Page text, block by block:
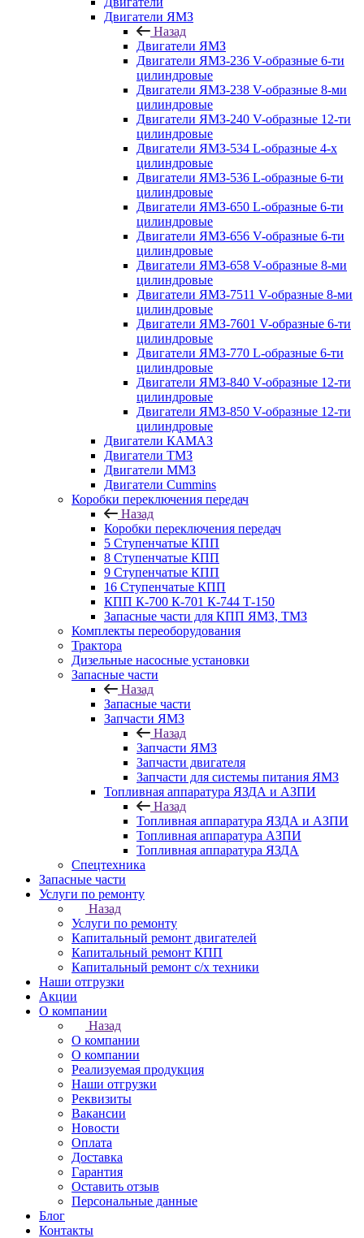
Двигатели ЯМЗ
Назад
Двигатели ЯМЗ
Двигатели ЯМЗ-236 V-образные 6-ти
цилиндровые
Двигатели ЯМЗ-238 V-образные 8-ми
цилиндровые
Двигатели ЯМЗ-240 V-образные 12-ти
цилиндровые
Двигатели ЯМЗ-534 L-образные 4-х
цилиндровые
Двигатели ЯМЗ-536 L-образные 6-ти
цилиндровые
Двигатели ЯМЗ-650 L-образные 6-ти
цилиндровые
Двигатели ЯМЗ-656 V-образные 6-ти
цилиндровые
Двигатели ЯМЗ-658 V-образные 8-ми
цилиндровые
Двигатели ЯМЗ-7511 V-образные 8-ми
цилиндровые
Двигатели ЯМЗ-7601 V-образные 6-ти
цилиндровые
Двигатели ЯМЗ-770 L-образные 6-ти
цилиндровые
Двигатели ЯМЗ-840 V-образные 12-ти
цилиндровые
Двигатели ЯМЗ-850 V-образные 12-ти
цилиндровые
Двигатели КАМАЗ
Двигатели ТМЗ
Двигатели ММЗ
Двигатели Cummins
Коробки переключения передач
Назад
Коробки переключения передач
5 Ступенчатые КПП
8 Ступенчатые КПП
9 Ступенчатые КПП
16 Ступенчатые КПП
КПП К-700 К-701 К-744 Т-150
Запасные части для КПП ЯМЗ, ТМЗ
Комплекты переоборудования
Трактора
Дизельные насосные установки
Запасные части
Назад
Запасные части
Запчасти ЯМЗ
Назад
Запчасти ЯМЗ
Запчасти двигателя
Запчасти для системы питания ЯМЗ
Топливная аппаратура ЯЗДА и АЗПИ
Назад
Топливная аппаратура ЯЗДА и АЗПИ
Топливная аппаратура АЗПИ
Топливная аппаратура ЯЗДА
Спецтехника
Запасные части
Услуги по ремонту
Назад
Услуги по ремонту
Капитальный ремонт двигателей
Капитальный ремонт КПП
Капитальный ремонт с/х техники
Наши отгрузки
Акции
О компании
Назад
О компании
О компании
Реализуемая продукция
Наши отгрузки
Реквизиты
Вакансии
Новости
Оплата
Доставка
Гарантия
Оставить отзыв
Персональные данные
Блог
Контакты